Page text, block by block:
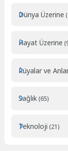
Dünya Üzerine
Hayat Üzerine
Rüyalar ve
Sağlık (65)
Teknoloji (21)